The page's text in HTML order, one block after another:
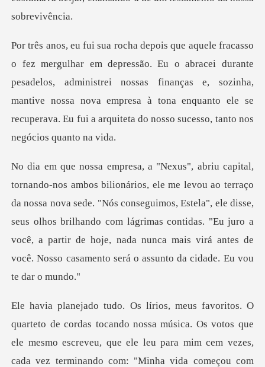
cei durante
pesadelos, administrei nossas finanças e, sozinha,
mantive nossa nova empresa à tona e
ssa nova sede. "Nós conseguimos, Estela", ele disse,
seus olhos brilhando com lágrimas contidas. "Eu juro a
você, a
ossa música. Os votos que
ele mesmo escreveu, que ele leu para mim cem vezes,
cada